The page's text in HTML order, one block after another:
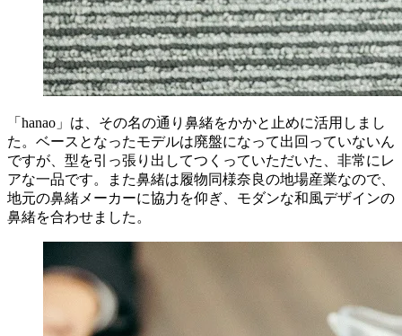
「hanao」は、その名の通り鼻緒をかかと止めに活用しまし
た。ベースとなったモデルは廃盤になって出回っていないん
ですが、型を引っ張り出してつくっていただいた、非常にレ
アな一品です。また鼻緒は履物同様奈良の地場産業なので、
地元の鼻緒メーカーに協力を仰ぎ、モダンな和風デザインの
鼻緒を合わせました。